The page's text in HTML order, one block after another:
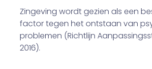
Zingeving wordt gezien als een
factor tegen het ontstaan van
problemen (Richtlijn
2016).